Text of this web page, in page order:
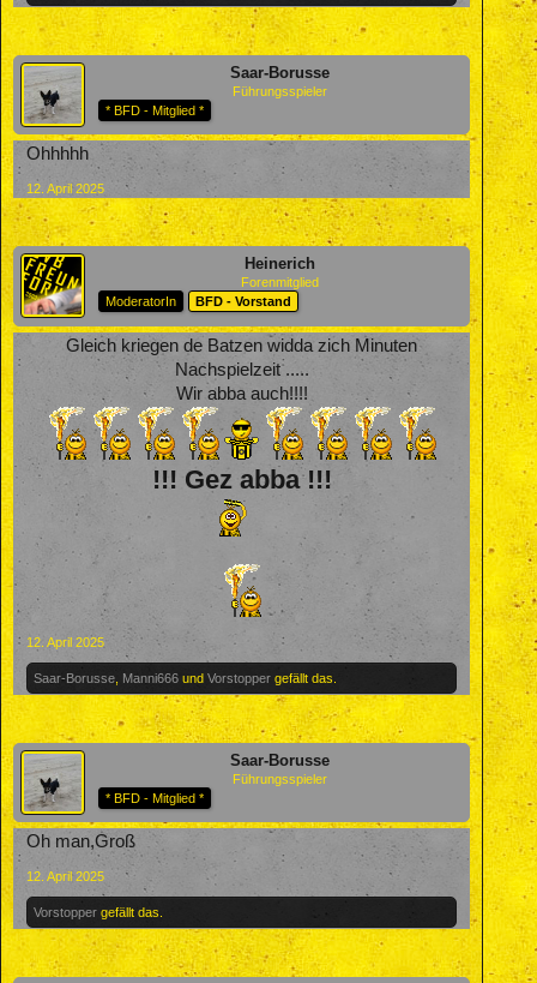
Saar-Borusse
Führungsspieler
* BFD - Mitglied *
Ohhhhh
12. April 2025
Heinerich
Forenmitglied
ModeratorIn
BFD - Vorstand
Gleich kriegen de Batzen widda zich Minuten
Nachspielzeit .....
Wir abba auch!!!!
!!! Gez abba !!!
12. April 2025
Saar-Borusse Manni666 und Vorstopper gefällt das.
Saar-Borusse
Führungsspieler
* BFD - Mitglied *
Oh man,Groß
12. April 2025
Vorstopper gefällt das.